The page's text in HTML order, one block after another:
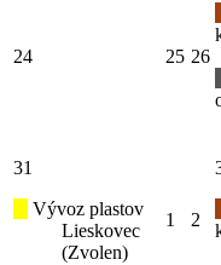
24 25 26
31
Vývoz plastov
Lieskovec
(Zvolen)
1 2